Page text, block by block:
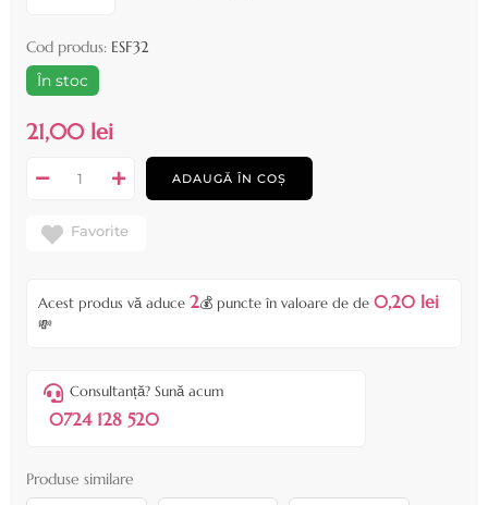
Cod produs: ESF32
În stoc
21,00 lei
ADAUGĂ ÎN COȘ
Favorite
Acest produs vă aduce 2💰 puncte în valoare de de 0,20 lei
💸
Consultanță? Sună acum
0724 128 520
Produse similare